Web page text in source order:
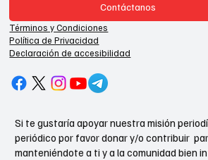
Contáctanos
Términos y Condiciones
Política de Privacidad
Declaración de accesibilidad
Si te gustaría apoyar nuestra misión
periódico por favor donar y/o contribuir
manteniéndote a ti y a la comunidad bien